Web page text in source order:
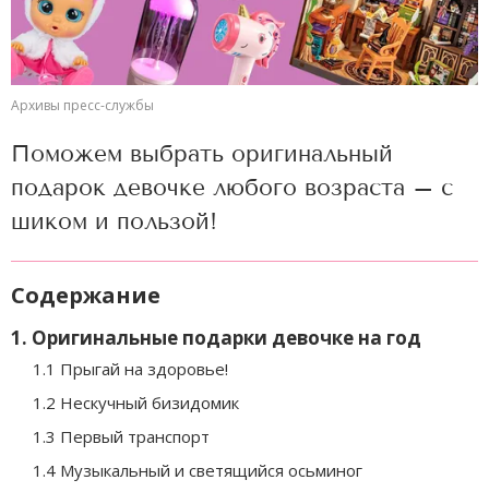
Архивы пресс-службы
Поможем выбрать оригинальный
подарок девочке любого возраста – с
шиком и пользой!
Содержание
1. Оригинальные подарки девочке на год
1.1 Прыгай на здоровье!
1.2 Нескучный бизидомик
1.3 Первый транспорт
1.4 Музыкальный и светящийся осьминог